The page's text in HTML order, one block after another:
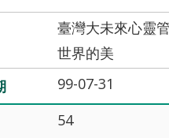
臺灣大未來心靈
世界的美
99-07-31
54